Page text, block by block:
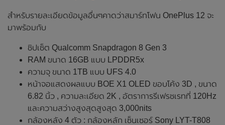
สำหรับรายละเอียดข้อมูลอื่นๆคาดว่าสมาร์ทโฟน OnePlus 12 จะ
มาพร้อมกับ
ชิปเซ็ต Qualcomm Snapdragon 8 Gen 3
RAM ขนาด 16GB แบบ LPDDR5x
ความจุ ขนาด 1TB แบบ UFS 4.0
หน้าจอแสดงผลแบบ BOE X1 OLED ขอบโค้ง 3D , ขนาด
6.82 นิ้ว , ความละเอียด 2K , อัตราการรีเฟรชเรทที่ 120Hz
และความสว่างสูงสุดสูงสุด 3,000nits
กล้องหลัง 4 ตัว : กล้องหลัก เซ็นเซอร์ Sony LYT-T808